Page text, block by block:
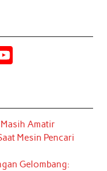
T
u
e
Amatir
Mesin Pencari
Gelombang: